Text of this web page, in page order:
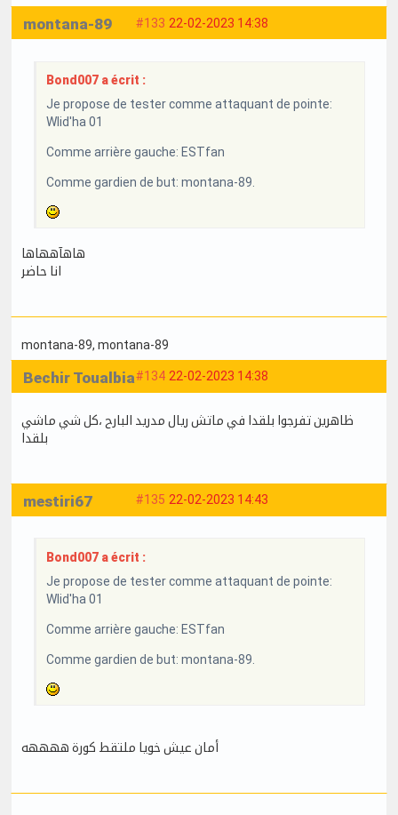
#133 22-02-2023 14:38
montana-89
Bond007 a écrit :
Je propose de tester comme attaquant de pointe:
Wlid'ha 01
Comme arrière gauche: ESTfan
Comme gardien de but: montana-89.
هاهآههاها
انا حاضر
montana-89, montana-89
#134 22-02-2023 14:38
Bechir Toualbia
ظاهرين تفرجوا بلقدا في ماتش ريال مدريد البارح ،كل شي ماشي
بلقدا
#135 22-02-2023 14:43
mestiri67
Bond007 a écrit :
Je propose de tester comme attaquant de pointe:
Wlid'ha 01
Comme arrière gauche: ESTfan
Comme gardien de but: montana-89.
أمان عيش خويا ملتقط كورة ههههه